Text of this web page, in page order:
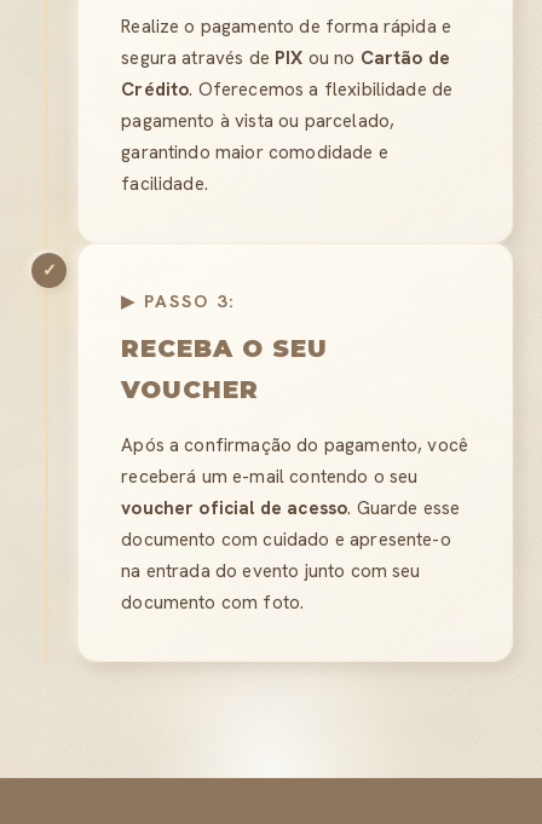
Realize o pagamento de forma rápida e
segura através de PIX ou no Cartão de
Crédito. Oferecemos a flexibilidade de
pagamento à vista ou parcelado,
garantindo maior comodidade e
facilidade.
✓
▶ PASSO 3:
RECEBA O SEU
VOUCHER
Após a confirmação do pagamento, você
receberá um e-mail contendo o seu
voucher oficial de acesso. Guarde esse
documento com cuidado e apresente-o
na entrada do evento junto com seu
documento com foto.